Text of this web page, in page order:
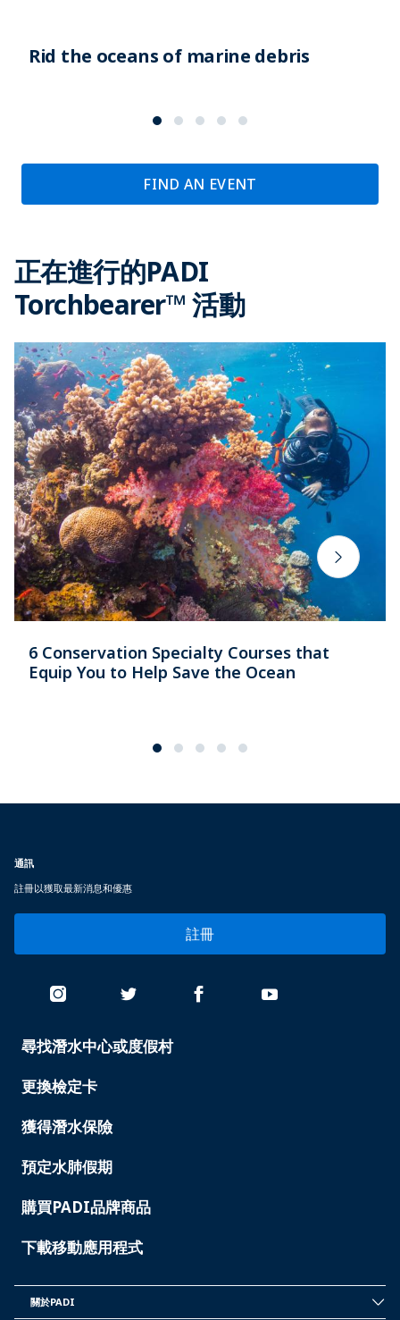
Rid the oceans of marine debris
FIND AN EVENT
正在進行的PADI
Torchbearer™ 活動
6 Conservation Specialty Courses that
Equip You to Help Save the Ocean
通訊
註冊以獲取最新消息和優惠
註冊
PADI
TAIWAN
尋找潛水中心或度假村
更換檢定卡
獲得潛水保險
預定水肺假期
購買PADI品牌商品
下載移動應用程式
關於PADI